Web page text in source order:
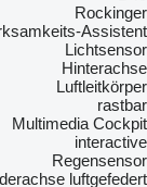
Rockinger
Assistent
Lichtsensor
Hinterachse
Luftleitkörper
rastbar
Multimedia Cockpit
interactive
Regensensor
luftgefedert